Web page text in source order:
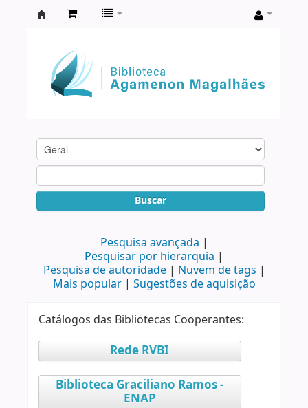
Agamenon
Magalhães
Buscar
Pesquisa avançada
Pesquisar por hierarquia
Pesquisa de autoridade
Nuvem de tags
Mais popular
Sugestões de aquisição
Catálogos das Bibliotecas Cooperantes:
Rede RVBI
Biblioteca Graciliano Ramos -
ENAP